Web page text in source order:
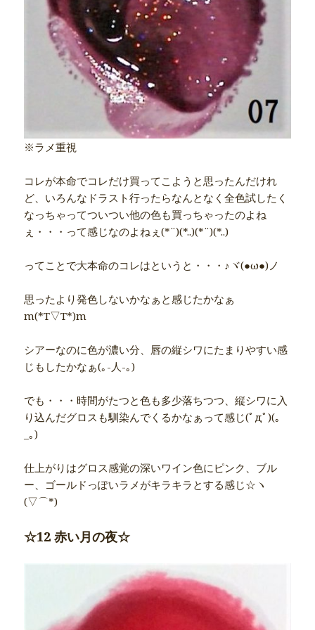
※ラメ重視
コレが本命でコレだけ買ってこようと思ったんだけれ
ど、いろんなドラスト行ったらなんとなく全色試したく
なっちゃってついつい他の色も買っちゃったのよね
ぇ・・・って感じなのよねぇ(*¨)(*..)(*¨)(*..)
ってことで大本命のコレはというと・・・♪ヾ(●ω●)ノ
思ったより発色しないかなぁと感じたかなぁ
m(*T▽T*)m
シアーなのに色が濃い分、唇の縦シワにたまりやすい感
じもしたかなぁ(｡-人-｡)
でも・・・時間がたつと色も多少落ちつつ、縦シワに入
り込んだグロスも馴染んでくるかなぁって感じ(ﾟдﾟ)(｡
_｡)
仕上がりはグロス感覚の深いワイン色にピンク、ブル
ー、ゴールドっぽいラメがキラキラとする感じ☆ヽ
(▽⌒*)
☆12 赤い月の夜☆